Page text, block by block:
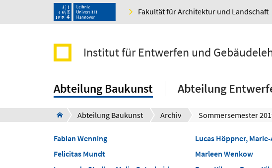
Fakultät für Architektur und Landschaft
Institut für Entwerfen und
Abteilung Baukunst Abteilung
Abteilung Baukunst Archiv Sommersemester
Fabian Wenning
Felicitas Mundt
Lucas Höppner,
Marleen Wenkow